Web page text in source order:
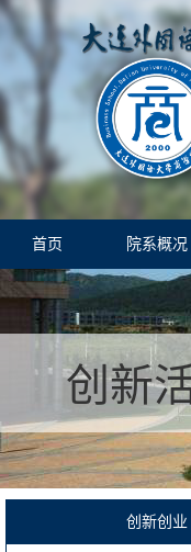
首页 院系概况
创新
创新创业